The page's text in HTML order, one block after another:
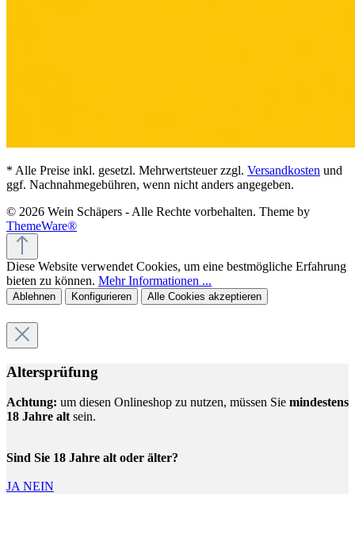
* Alle Preise inkl. gesetzl. Mehrwertsteuer zzgl. Versandkosten und
ggf. Nachnahmegebühren, wenn nicht anders angegeben.
© 2026 Wein Schäpers - Alle Rechte vorbehalten. Theme by
ThemeWare®
Diese Website verwendet Cookies, um eine bestmögliche Erfahrung
bieten zu können. Mehr Informationen ...
Ablehnen Konfigurieren Alle Cookies akzeptieren
Altersprüfung
Achtung: um diesen Onlineshop zu nutzen, müssen Sie mindestens
18 Jahre altsein.
Sind Sie 18 Jahre alt oder älter?
JANEIN